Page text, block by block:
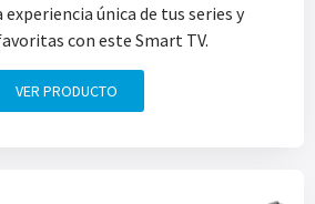
única de tus series y
con este Smart TV.
VER PRODUCTO